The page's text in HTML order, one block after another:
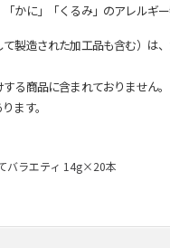
かに」「くるみ」のアレルギ
造された加工品も含む）は
る商品に含まれておりません。
ます。
バラエティ 14g×20本